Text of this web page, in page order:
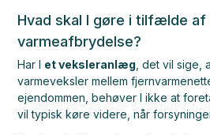
Hvad skal I gøre i tilfælde af
varmeafbrydelse?
Har I et veksleranlæg , det vil sige,
varmeveksler mellem
ejendommen, behøver I ikke at
vil typisk køre videre, når